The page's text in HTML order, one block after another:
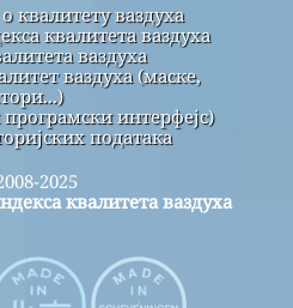
квалитету ваздуха
квалитета ваздуха
ваздуха
ваздуха (маске,
интерфејс)
података
2025
квалитета ваздуха